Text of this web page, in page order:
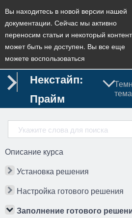
Вы находитесь в новой версии нашей
документации. Сейчас мы активно
переносим статьи и некоторый контент
может быть не доступен. Вы все еще
можете воспользоваться
Некстайп:
Прайм
тема
Описание курса
Установка решения
Настройка готового решения
Заполнение готового